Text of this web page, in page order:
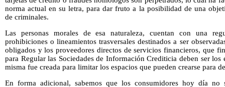
norma actual en su letra, para dar fruto a la posibilidad de una
de criminales.
Las personas morales de esa naturaleza, cuentan con una
prohibiciones o lineamientos trasversales destinados a ser
obligados y los proveedores directos de servicios financieros, que
para Regular las Sociedades de Información Crediticia deben ser
misma fue creada para limitar los espacios que pueden crearse para
En forma adicional, sabemos que los consumidores hoy día